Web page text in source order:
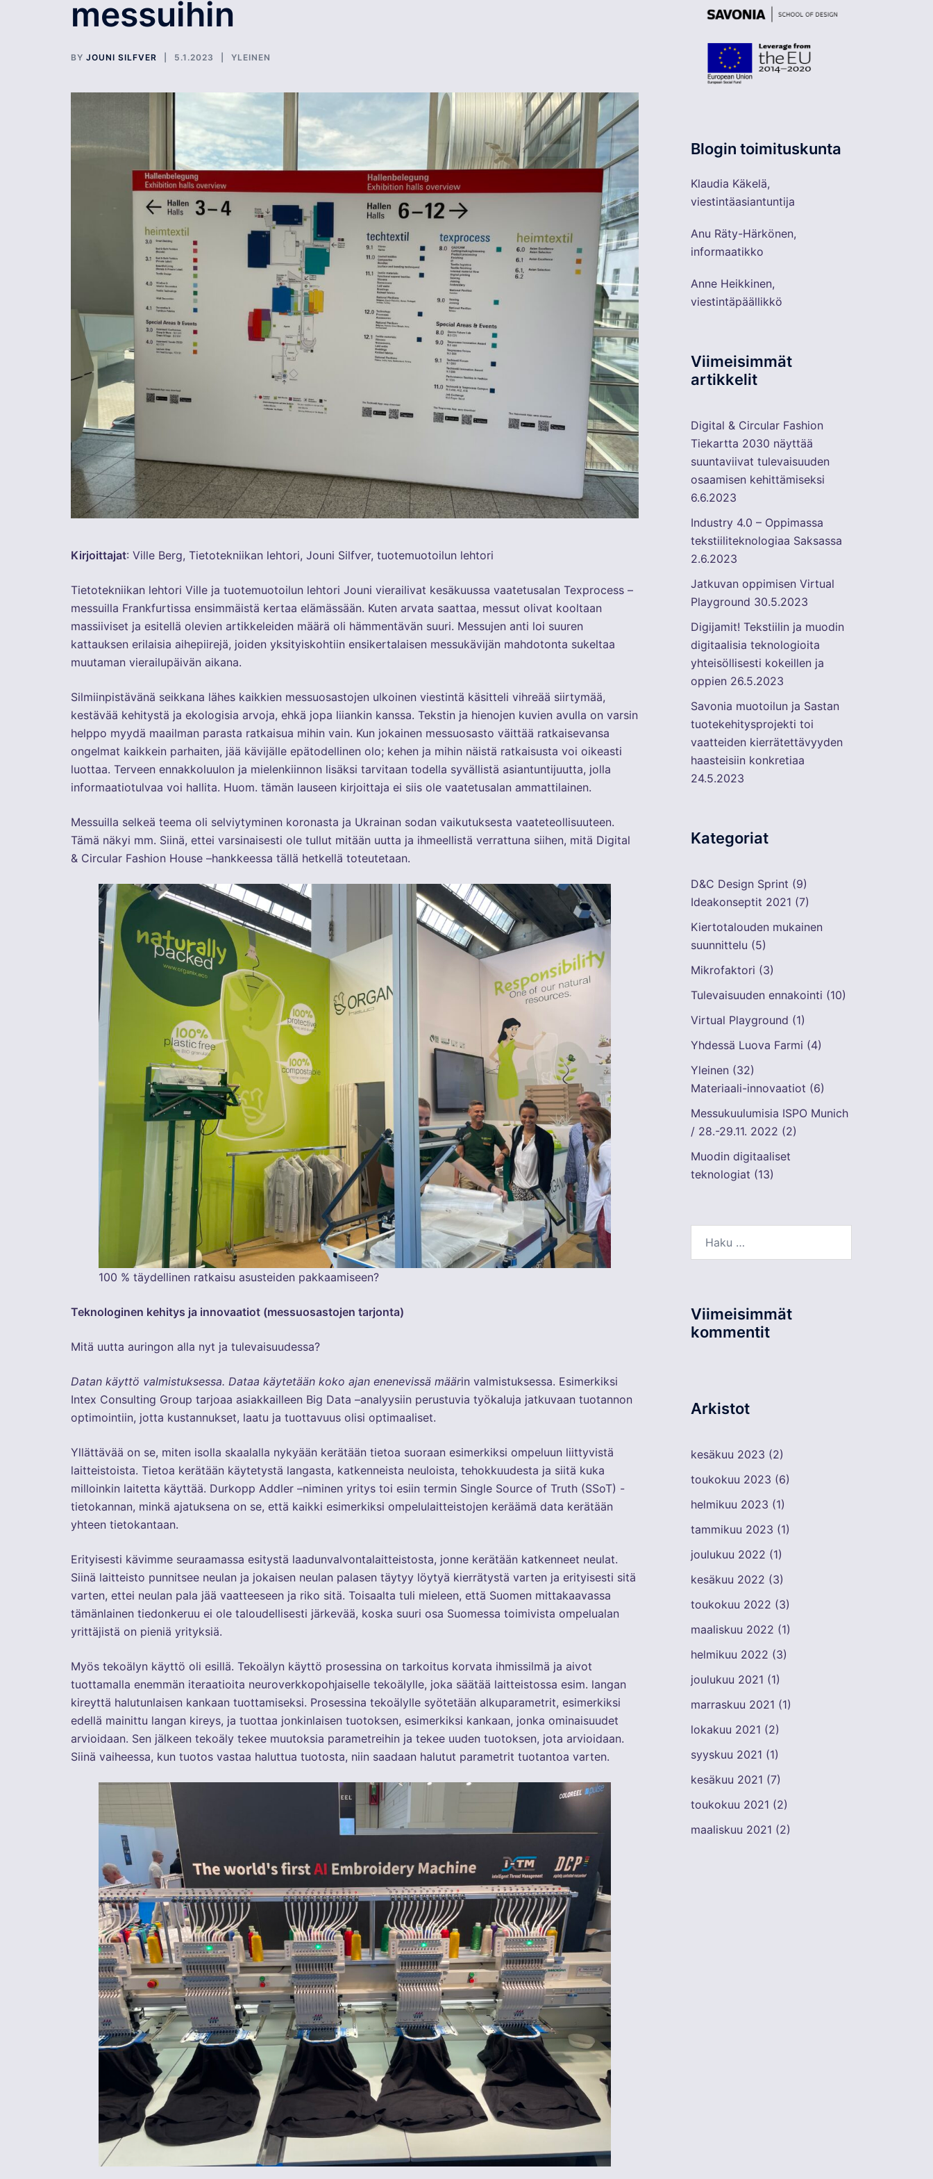
messuihin
BY JOUNI SILFVER 5.1.2023 YLEINEN
Kirjoittajat: Ville Berg, Tietotekniikan lehtori, Jouni Silfver, tuotemuotoilun lehtori
Tietotekniikan lehtori Ville ja tuotemuotoilun lehtori Jouni vierailivat kesäkuussa vaatetusalan Texprocess –
messuilla Frankfurtissa ensimmäistä kertaa elämässään. Kuten arvata saattaa, messut olivat kooltaan
massiiviset ja esitellä olevien artikkeleiden määrä oli hämmentävän suuri. Messujen anti loi suuren
kattauksen erilaisia aihepiirejä, joiden yksityiskohtiin ensikertalaisen messukävijän mahdotonta sukeltaa
muutaman vierailupäivän aikana.
Silmiinpistävänä seikkana lähes kaikkien messuosastojen ulkoinen viestintä käsitteli vihreää siirtymää,
kestävää kehitystä ja ekologisia arvoja, ehkä jopa liiankin kanssa. Tekstin ja hienojen kuvien avulla on varsin
helppo myydä maailman parasta ratkaisua mihin vain. Kun jokainen messuosasto väittää ratkaisevansa
ongelmat kaikkein parhaiten, jää kävijälle epätodellinen olo; kehen ja mihin näistä ratkaisusta voi oikeasti
luottaa. Terveen ennakkoluulon ja mielenkiinnon lisäksi tarvitaan todella syvällistä asiantuntijuutta, jolla
informaatiotulvaa voi hallita. Huom. tämän lauseen kirjoittaja ei siis ole vaatetusalan ammattilainen.
Messuilla selkeä teema oli selviytyminen koronasta ja Ukrainan sodan vaikutuksesta vaateteollisuuteen.
Tämä näkyi mm. Siinä, ettei varsinaisesti ole tullut mitään uutta ja ihmeellistä verrattuna siihen, mitä Digital
& Circular Fashion House –hankkeessa tällä hetkellä toteutetaan.
100 % täydellinen ratkaisu asusteiden pakkaamiseen?
Teknologinen kehitys ja innovaatiot (messuosastojen tarjonta)
Mitä uutta auringon alla nyt ja tulevaisuudessa?
Datan käyttö valmistuksessa. Dataa käytetään koko ajan enenevissä määrin valmistuksessa. Esimerkiksi
Intex Consulting Group tarjoaa asiakkailleen Big Data –analyysiin perustuvia työkaluja jatkuvaan tuotannon
optimointiin, jotta kustannukset, laatu ja tuottavuus olisi optimaaliset.
Yllättävää on se, miten isolla skaalalla nykyään kerätään tietoa suoraan esimerkiksi ompeluun liittyvistä
laitteistoista. Tietoa kerätään käytetystä langasta, katkenneista neuloista, tehokkuudesta ja siitä kuka
milloinkin laitetta käyttää. Durkopp Addler –niminen yritys toi esiin termin Single Source of Truth (SSoT) -
tietokannan, minkä ajatuksena on se, että kaikki esimerkiksi ompelulaitteistojen keräämä data kerätään
yhteen tietokantaan.
Erityisesti kävimme seuraamassa esitystä laadunvalvontalaitteistosta, jonne kerätään katkenneet neulat.
Siinä laitteisto punnitsee neulan ja jokaisen neulan palasen täytyy löytyä kierrätystä varten ja erityisesti sitä
varten, ettei neulan pala jää vaatteeseen ja riko sitä. Toisaalta tuli mieleen, että Suomen mittakaavassa
tämänlainen tiedonkeruu ei ole taloudellisesti järkevää, koska suuri osa Suomessa toimivista ompelualan
yrittäjistä on pieniä yrityksiä.
Myös tekoälyn käyttö oli esillä. Tekoälyn käyttö prosessina on tarkoitus korvata ihmissilmä ja aivot
tuottamalla enemmän iteraatioita neuroverkkopohjaiselle tekoälylle, joka säätää laitteistossa esim. langan
kireyttä halutunlaisen kankaan tuottamiseksi. Prosessina tekoälylle syötetään alkuparametrit, esimerkiksi
edellä mainittu langan kireys, ja tuottaa jonkinlaisen tuotoksen, esimerkiksi kankaan, jonka ominaisuudet
arvioidaan. Sen jälkeen tekoäly tekee muutoksia parametreihin ja tekee uuden tuotoksen, jota arvioidaan.
Siinä vaiheessa, kun tuotos vastaa haluttua tuotosta, niin saadaan halutut parametrit tuotantoa varten.
Blogin toimituskunta
Klaudia Käkelä,
viestintäasiantuntija
Anu Räty-Härkönen,
informaatikko
Anne Heikkinen,
viestintäpäällikkö
Viimeisimmät
artikkelit
Digital & Circular Fashion
Tiekartta 2030 näyttää
suuntaviivat tulevaisuuden
osaamisen kehittämiseksi
6.6.2023
Industry 4.0 – Oppimassa
tekstiiliteknologiaa Saksassa
2.6.2023
Jatkuvan oppimisen Virtual
Playground 30.5.2023
Digijamit! Tekstiilin ja muodin
digitaalisia teknologioita
yhteisöllisesti kokeillen ja
oppien 26.5.2023
Savonia muotoilun ja Sastan
tuotekehitysprojekti toi
vaatteiden kierrätettävyyden
haasteisiin konkretiaa
24.5.2023
Kategoriat
D&C Design Sprint (9)
Ideakonseptit 2021 (7)
Kiertotalouden mukainen
suunnittelu (5)
Mikrofaktori (3)
Tulevaisuuden ennakointi (10)
Virtual Playground (1)
Yhdessä Luova Farmi (4)
Yleinen (32)
Materiaali-innovaatiot (6)
Messukuulumisia ISPO Munich
/ 28.-29.11. 2022 (2)
Muodin digitaaliset
teknologiat (13)
Viimeisimmät
kommentit
Arkistot
kesäkuu 2023 (2)
toukokuu 2023 (6)
helmikuu 2023 (1)
tammikuu 2023 (1)
joulukuu 2022 (1)
kesäkuu 2022 (3)
toukokuu 2022 (3)
maaliskuu 2022 (1)
helmikuu 2022 (3)
joulukuu 2021 (1)
marraskuu 2021 (1)
lokakuu 2021 (2)
syyskuu 2021 (1)
kesäkuu 2021 (7)
toukokuu 2021 (2)
maaliskuu 2021 (2)